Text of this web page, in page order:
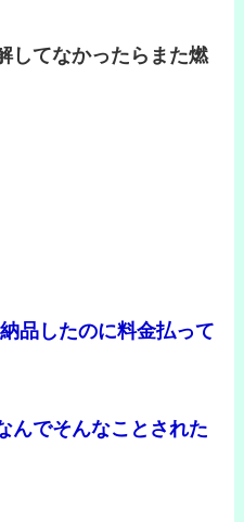
してなかったらまた燃
品したのに料金払って
んでそんなことされた